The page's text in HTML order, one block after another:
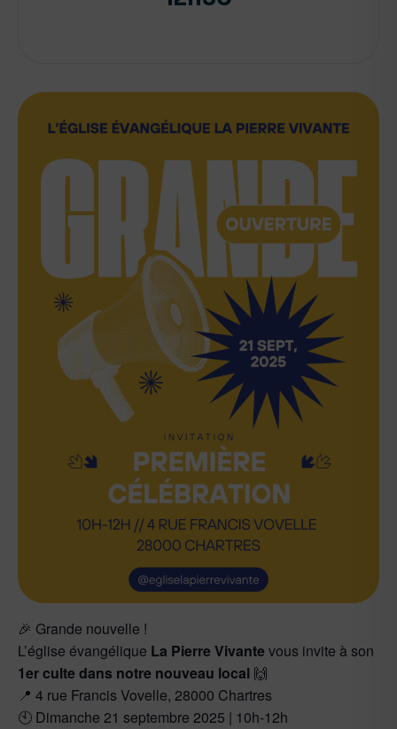
🎉 Grande nouvelle !
L’église évangélique La Pierre Vivantevous invite à son
1er culte dans notre nouveau local 🙌
📍 4 rue Francis Vovelle, 28000 Chartres
🕙 Dimanche 21 septembre 2025 | 10h-12h